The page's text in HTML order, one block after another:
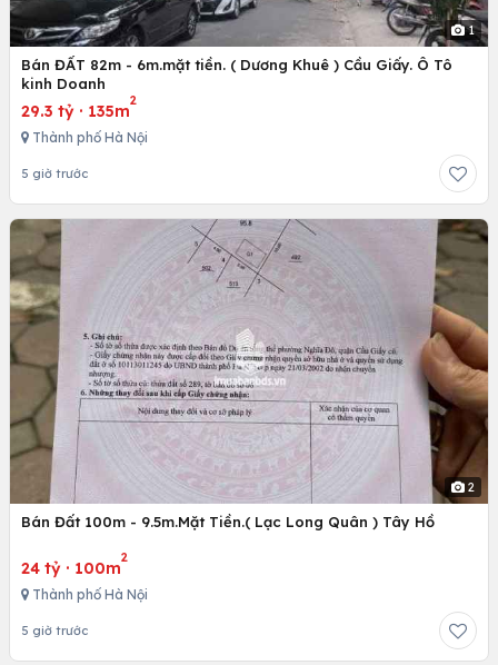
1
Bán ĐẤT 82m - 6m.mặt tiền. ( Dương Khuê ) Cầu Giấy. Ô Tô
kinh Doanh
29.3 tỷ · 135m
2
Thành phố Hà Nội
5 giờ trước
2
Bán Đất 100m - 9.5m.Mặt Tiền.( Lạc Long Quân ) Tây Hồ
24 tỷ · 100m
2
Thành phố Hà Nội
5 giờ trước